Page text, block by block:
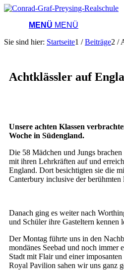
MENÜ MENÜ
Sie sind hier: Startseite1 / Beiträge2 /
Achtklässler auf
Unsere achten Klassen
Woche in Südengland.
Die 58 Mädchen und Jungs brachen
mit ihren Lehrkräften auf und
England. Dort besichtigten sie die
Canterbury inclusive der berühmten
Danach ging es weiter nach
und Schüler ihre Gasteltern kennen
Der Montag führte uns in den
mondänes Seebad und noch immer
Stadt mit Flair und einer
Royal Pavilion sahen wir uns ganz